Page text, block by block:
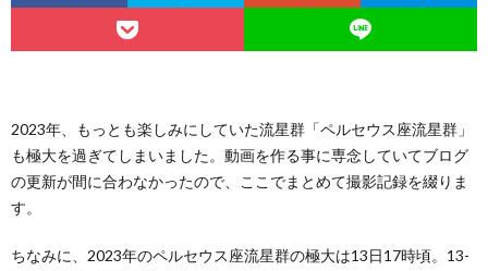
2023年、もっとも楽しみにしていた流星群「ペルセウス座流星群」
も極大を過ぎてしまいました。動画を作る事に専念していてブログ
の更新が間に合わなかったので、ここでまとめて撮影記録を綴りま
す。
ちなみに、2023年のペルセウス座流星群の極大は13日17時頃。13-